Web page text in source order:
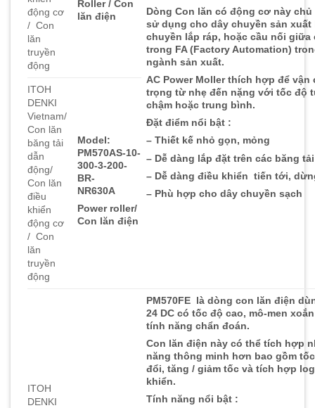
động cơ
/ Con
lăn
truyền
động
Roller / Con
lăn điện
Dòng Con lăn có động cơ này
sử dụng cho dây chuyền sản xuất
chuyền lắp ráp, hoặc cầu nối giữa
trong FA (Factory Automation)
ngành sản xuất.
AC Power Moller thích hợp để vận
trọng từ nhẹ đến nặng với tốc độ
chậm hoặc trung bình.
Đặt điểm nổi bật :
– Thiết kế nhỏ gọn, mỏng
– Dễ dàng lắp đặt trên các băng
– Dễ dàng điều khiển tiến tới,
– Phù hợp cho dây chuyền sạch
ITOH
DENKI
Vietnam/
Con lăn
băng tải
dẫn
động/
Con lăn
điều
khiển
động cơ
/ Con
lăn
truyền
động
Model:
PM570AS-10-
300-3-200-
BR-
NR630A
Power roller/
Con lăn điện
ITOH
DENKI
PM570FE là dòng con lăn điện
24 DC có tốc độ cao, mô-men
tính năng chẩn đoán.
Con lăn điện này có thể tích hợp
năng thông minh hơn bao gồm
đổi, tăng / giảm tốc và tích hợp
khiển.
Tính năng nổi bật :